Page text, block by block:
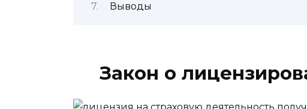
Выводы
Закон о